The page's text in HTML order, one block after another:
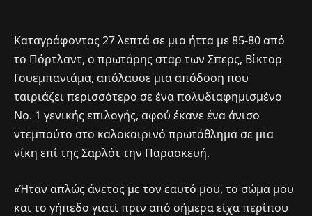
Καταγράφοντας 27 λεπτά σε μια ήττα με 85-80 από
το Πόρτλαντ, ο πρωτάρης σταρ των Σπερς, Βίκτορ
Γουεμπανιάμα, απόλαυσε μια απόδοση που
ταιριάζει περισσότερο σε ένα πολυδιαφημισμένο
Νο. 1 γενικής επιλογής, αφού έκανε ένα άνισο
ντεμπούτο στο καλοκαιρινό πρωτάθλημα σε μια
νίκη επί της Σαρλότ την Παρασκευή.
«Ήταν απλώς άνετος με τον εαυτό μου, το σώμα μου
και το γήπεδο γιατί πριν από σήμερα είχα περίπου